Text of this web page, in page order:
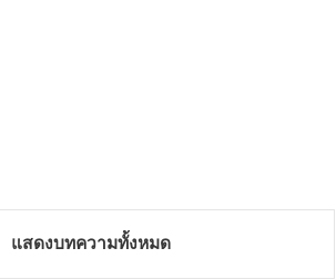
แสดงบทความทั้งหมด